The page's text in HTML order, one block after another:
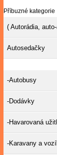
Příbuzné kategorie
( Autorádia,
Autosedačky
-Autobusy
-Dodávky
-Havarovaná
-Karavany a